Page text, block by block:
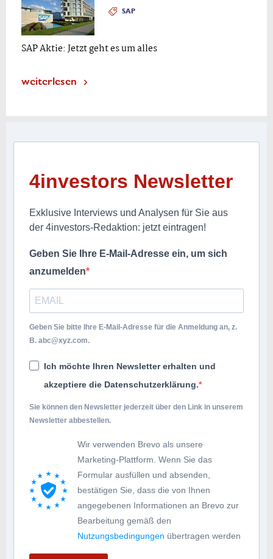
SAP
SAP Aktie: Jetzt geht es um alles
weiterlesen
4investors Newsletter
Exklusive Interviews und Analysen für Sie aus
der 4investors-Redaktion: jetzt eintragen!
Geben Sie Ihre E-Mail-Adresse ein, um sich
anzumelden
Geben Sie bitte Ihre E-Mail-Adresse für die Anmeldung an, z.
B. abc@xyz.com.
Ich möchte Ihren Newsletter erhalten und
akzeptiere die Datenschutzerklärung.
Sie können den Newsletter jederzeit über den Link in unserem
Newsletter abbestellen.
Wir verwenden Brevo als unsere
Marketing-Plattform. Wenn Sie das
Formular ausfüllen und absenden,
bestätigen Sie, dass die von Ihnen
angegebenen Informationen an Brevo zur
Bearbeitung gemäß den
Nutzungsbedingungen übertragen werden